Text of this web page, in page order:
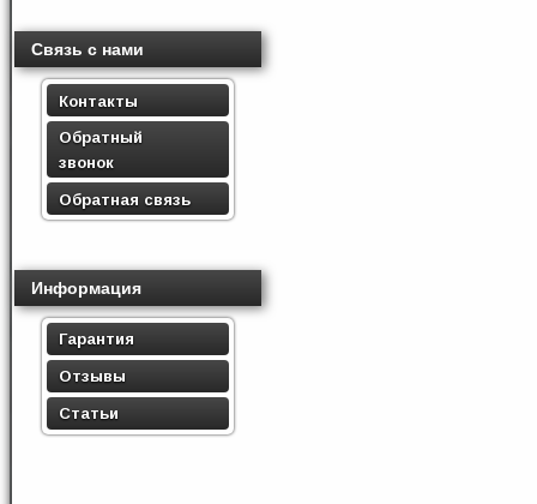
Связь с нами
Контакты
Обратный
звонок
Обратная связь
Информация
Гарантия
Отзывы
Статьи